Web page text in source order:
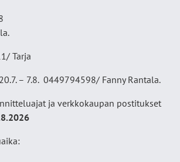
Tarja
– 7.8. 0449794598/ Fanny Rantala.
ja verkkokaupan postitukset